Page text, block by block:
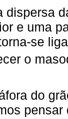
dispersa
e uma
se
o
do